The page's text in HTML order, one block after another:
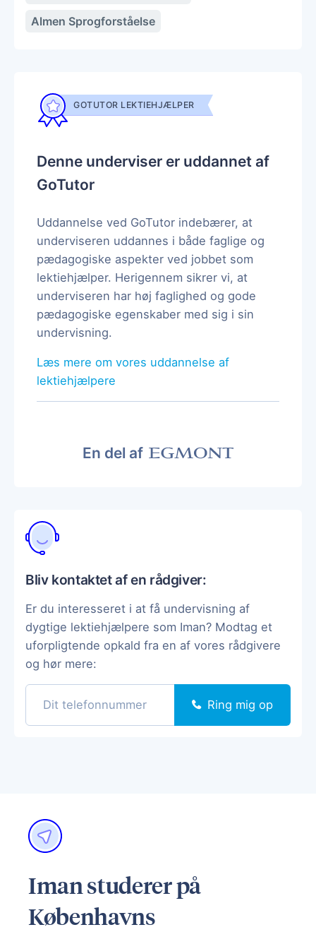
Almen Sprogforståelse
GOTUTOR LEKTIEHJÆLPER
Denne underviser er uddannet af
GoTutor
Uddannelse ved GoTutor indebærer, at
underviseren uddannes i både faglige og
pædagogiske aspekter ved jobbet som
lektiehjælper. Herigennem sikrer vi, at
underviseren har høj faglighed og gode
pædagogiske egenskaber med sig i sin
undervisning.
Læs mere om vores uddannelse af
lektiehjælpere
En del af
Bliv kontaktet af en rådgiver:
Er du interesseret i at få undervisning af
dygtige lektiehjælpere som Iman? Modtag et
uforpligtende opkald fra en af vores rådgivere
og hør mere:
Ring mig op
Iman studerer på
Københavns